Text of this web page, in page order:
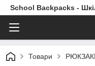
School Backpacks -
Товари